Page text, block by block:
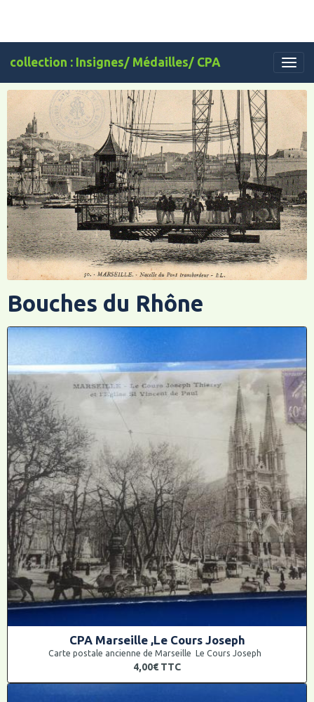
collection : Insignes/ Médailles/ CPA
Bouches du Rhône
CPA Marseille ,Le Cours Joseph
Carte postale ancienne de Marseille Le Cours Joseph
4,00€ TTC